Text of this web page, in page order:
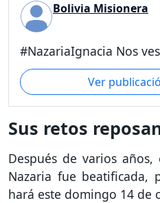
Bolivia Misionera
#NazariaIgnacia Nos
Ver
Sus retos
Después de varios
Nazaria fue beatificada,
hará este domingo 14 de